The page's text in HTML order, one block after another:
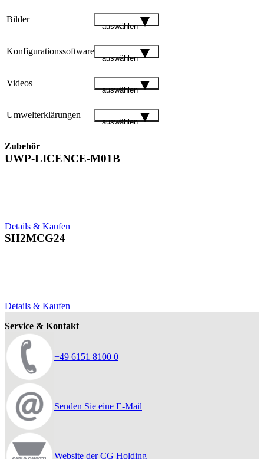
Bilder
auswählen
Konfigurationssoftware
auswählen
Videos
auswählen
Umwelterklärungen
auswählen
Zubehör
UWP-LICENCE-M01B
Details & Kaufen
SH2MCG24
Details & Kaufen
Service & Kontakt
+49 6151 8100 0
Senden Sie eine E-Mail
Website der CG Holding